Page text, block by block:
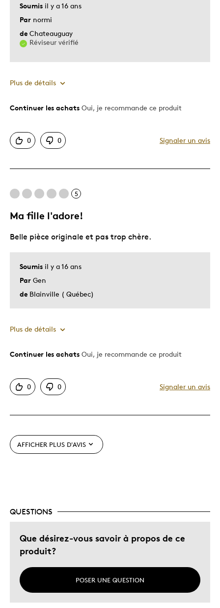
Cadeau pour enfant
Occasion spéciale
Décrivez-vous Guidé par la qualité
Soumis il y a 16 ans
Par normi
de Chateauguay
Réviseur vérifié
Plus de détails
Le pour
Les meilleures utilisations
Décrivez-vous Guidé par la qualité
Continuer les achats Oui, je recommande ce produit
0 0 Signaler un avis
5
Ma fille l'adore!
Soumis il y a 16 ans
Par Gen
de Blainville ( Québec)
Belle pièce originale et pas trop chère.
Plus de détails
Le pour
Original
Cadeau de Noël
Continuer les achats Oui, je recommande ce produit
0 0 Signaler un avis
AFFICHER PLUS D'AVIS
QUESTIONS
Que désirez-vous savoir à propos de ce
produit?
POSER UNE QUESTION